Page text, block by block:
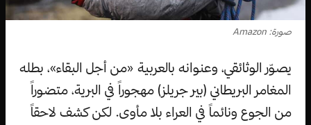
صورة: Amazon
يصوّر الوثائقي، وعنوانه بالعربية «من أجل البقاء»، بطله
المغامر البريطاني (بير جريلز) مهجوراً في البرية، متضوراً
من الجوع ونائماً في العراء بلا مأوى. لكن كشف لاحقاً